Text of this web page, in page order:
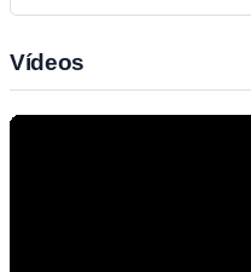
Vídeos